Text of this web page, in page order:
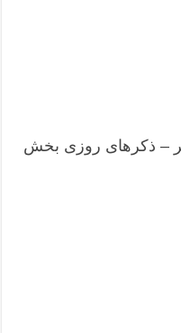
– ذکرهای روزی‌ بخش